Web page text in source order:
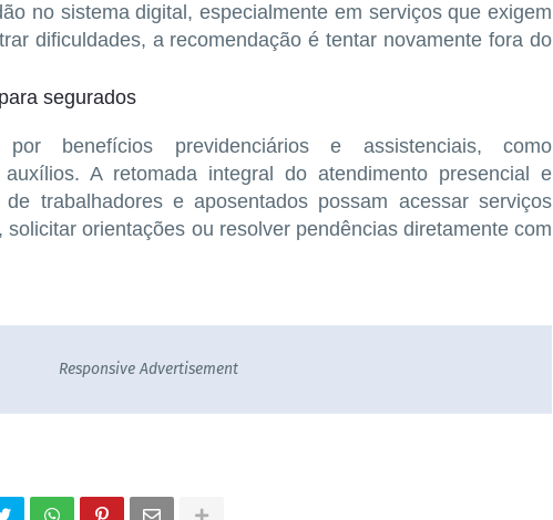
no sistema digital, especialmente em serviços que exigem
dificuldades, a recomendação é tentar novamente fora do
segurados
benefícios previdenciários e assistenciais, como
A retomada integral do atendimento presencial e
trabalhadores e aposentados possam acessar serviços
orientações ou resolver pendências diretamente com
Responsive Advertisement